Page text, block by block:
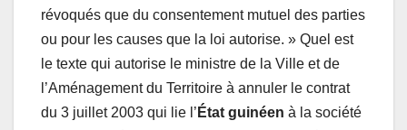
révoqués que du consentement mutuel des parties
ou pour les causes que la loi autorise. » Quel est
le texte qui autorise le ministre de la Ville et de
l’Aménagement du Territoire à annuler le contrat
du 3 juillet 2003 qui lie l’ État guinéen à la société